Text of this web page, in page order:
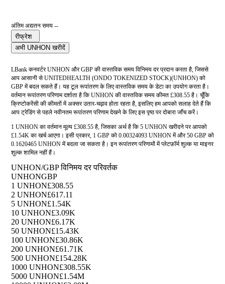
अंतिम अद्यतन समय --
रीफ्रेश
अभी UNHON खरीदें
LBank कनवर्टर UNHON और GBP की वास्तविक समय विनिमय दर प्रदान करता है, जिससे
आप आसानी से UNITEDHEALTH (ONDO TOKENIZED STOCK)(UNHON) को
GBP में बदल सकते हैं। यह टूल रूपांतरण के लिए वास्तविक समय के डेटा का उपयोग करता है।
वर्तमान रूपांतरण परिणाम दर्शाता है कि UNHON की वास्तविक समय कीमत £308.55 है। चूँकि
क्रिप्टोकरेंसी की कीमतों में अक्सर उतार-चढ़ाव होता रहता है, इसलिए हम आपको सलाह देते हैं कि
आप ट्रेडिंग से पहले नवीनतम रूपांतरण परिणाम देखने के लिए इस पृष्ठ पर दोबारा जाँच करें।
1 UNHON का वर्तमान मूल्य £308.55 है, जिसका अर्थ है कि 5 UNHON खरीदने पर आपको
£1.54K का खर्च आएगा। इसी प्रकार, 1 GBP को 0.00324093 UNHON में और 50 GBP को
0.1620465 UNHON में बदला जा सकता है। इन रूपांतरण परिणामों में प्लेटफ़ॉर्म शुल्क या माइनर
शुल्क शामिल नहीं हैं।
UNHON/GBP विनिमय दर परिवर्तक
UNHONGBP
1 UNHON£308.55
2 UNHON£617.11
5 UNHON£1.54K
10 UNHON£3.09K
20 UNHON£6.17K
50 UNHON£15.43K
100 UNHON£30.86K
200 UNHON£61.71K
500 UNHON£154.28K
1000 UNHON£308.55K
5000 UNHON£1.54M